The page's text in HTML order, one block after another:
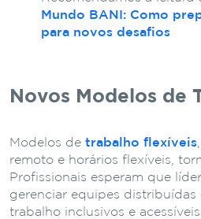
Mundo BANI: Como
para novos desafios
Novos Modelos de
Modelos de trabalho flexíveis
remoto e horários flexíveis,
Profissionais esperam que
gerenciar equipes distribuídas
trabalho inclusivos e acessíveis.